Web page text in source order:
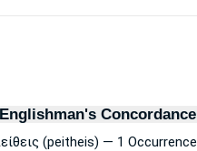
Englishman's Concordance
(peitheis) — 1 Occurrence